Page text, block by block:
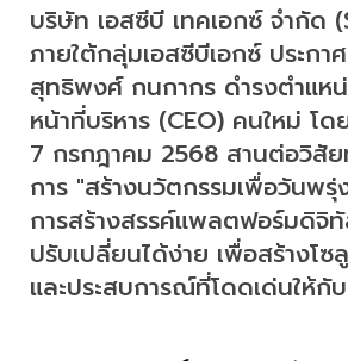
บริษัท เอสซีบี เทคเอกซ์ จำกัด
ภายใต้กลุ่มเอสซีบีเอกซ์ ประก
สุทธิพงศ์ กนกากร ดำรงตำแหน่
หน้าที่บริหาร (CEO) คนใหม่ โ
7 กรกฎาคม 2568 สานต่อวิสั
การ "สร้างนวัตกรรมเพื่อวันพ
การสร้างสรรค์แพลตฟอร์มดิจิ
ปรับเปลี่ยนได้ง่าย เพื่อสร้างโซ
และประสบการณ์ที่โดดเด่นให้กั